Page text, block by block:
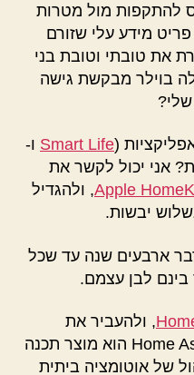
להתקפות מול מטרות
מידע עלי שזורם
את טובתי וטובת בני
בוילר מבקשת גישה
שלי?
(
Smart Life ו-
אני יכול לקשר את
Apple, ולהגדיל
יבשות.
ארבעים שנה עד שכל
בינם לבן עצמם.
, ולהעביר את
השליטה לניהול שלי. Home Assistant הוא מוצר תכנה
של אוטומציה ביתית